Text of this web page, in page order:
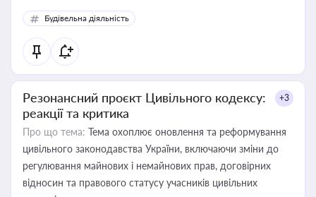
Будівельна діяльність
Резонансний проєкт Цивільного кодексу:
реакції та критика
+3
Про що тема: Тема охоплює оновлення та реформування
цивільного законодавства України, включаючи зміни до
регулювання майнових і немайнових прав, договірних
відносин та правового статусу учасників цивільних